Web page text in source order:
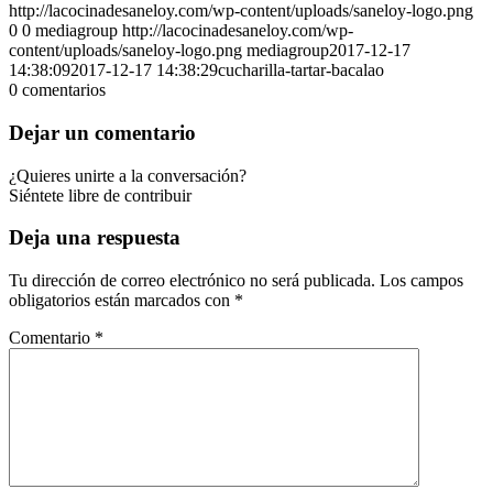
http://lacocinadesaneloy.com/wp-content/uploads/saneloy-logo.png
0 0 mediagroup http://lacocinadesaneloy.com/wp-
content/uploads/saneloy-logo.png mediagroup2017-12-17
14:38:092017-12-17 14:38:29cucharilla-tartar-bacalao
0 comentarios
Dejar un comentario
¿Quieres unirte a la conversación?
Siéntete libre de contribuir
Deja una respuesta
Tu dirección de correo electrónico no será publicada. Los campos
obligatorios están marcados con *
Comentario *